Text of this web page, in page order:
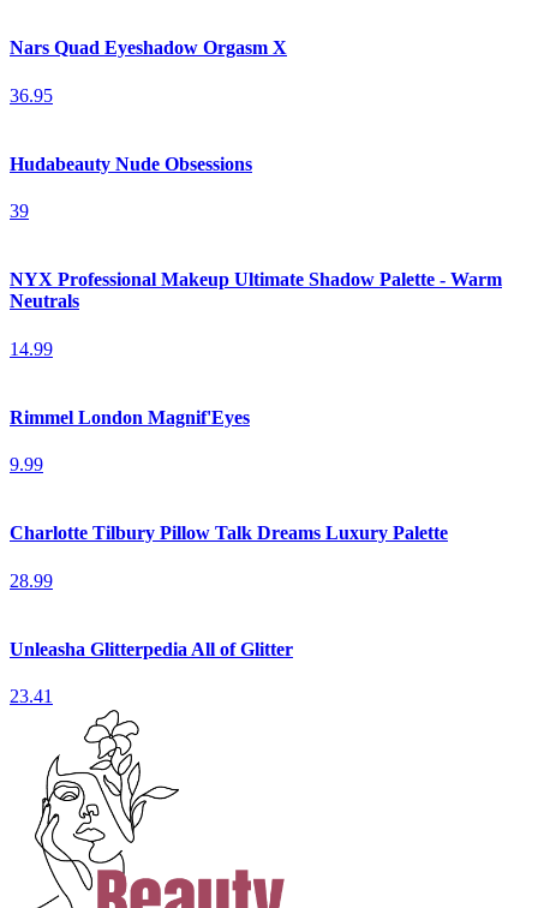
Nars Quad Eyeshadow Orgasm X
36.95
Hudabeauty Nude Obsessions
39
NYX Professional Makeup Ultimate Shadow Palette - Warm
Neutrals
14.99
Rimmel London Magnif'Eyes
9.99
Charlotte Tilbury Pillow Talk Dreams Luxury Palette
28.99
Unleasha Glitterpedia All of Glitter
23.41